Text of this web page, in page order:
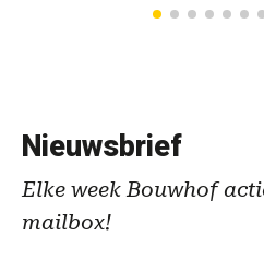
Nieuwsbrief
Elke week Bouwhof
mailbox!